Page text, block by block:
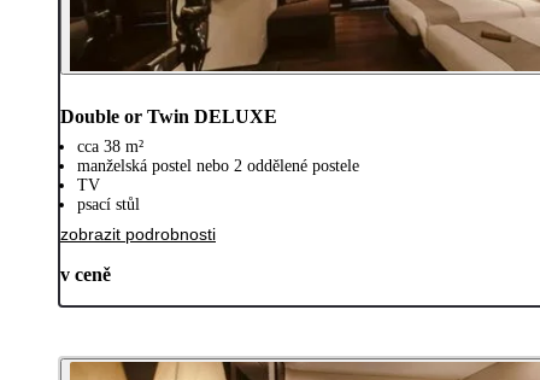
Double or Twin DELUXE
cca 38 m²
manželská postel nebo 2 oddělené postele
TV
psací stůl
zobrazit podrobnosti
v ceně